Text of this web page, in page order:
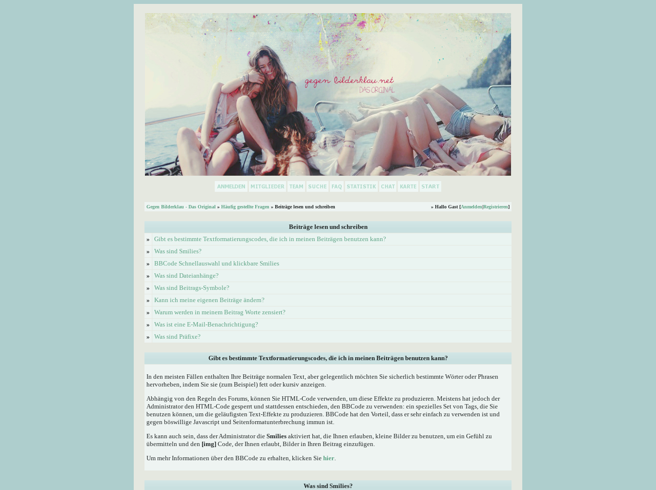
Gegen Bilderklau - Das Original » Häufig gestellte Fragen » Beiträge lesen und schreiben » Hallo Gast [Anmelden|Registrieren]
Beiträge lesen und schreiben
»
Gibt es bestimmte Textformatierungscodes, die ich in meinen Beiträgen benutzen kann?
»
Was sind Smilies?
»
BBCode Schnellauswahl und klickbare Smilies
»
Was sind Dateianhänge?
»
Was sind Beitrags-Symbole?
»
Kann ich meine eigenen Beiträge ändern?
»
Warum werden in meinem Beitrag Worte zensiert?
»
Was ist eine E-Mail-Benachrichtigung?
»
Was sind Präfixe?
Gibt es bestimmte Textformatierungscodes, die ich in meinen Beiträgen benutzen kann?
In den meisten Fällen enthalten Ihre Beiträge normalen Text, aber gelegentlich möchten Sie sicherlich bestimmte Wörter oder Phrasen
hervorheben, indem Sie sie (zum Beispiel) fett oder kursiv anzeigen.
Abhängig von den Regeln des Forums, können Sie HTML-Code verwenden, um diese Effekte zu produzieren. Meistens hat jedoch der
Administrator den HTML-Code gesperrt und stattdessen entschieden, den BBCode zu verwenden: ein spezielles Set von Tags, die Sie
benutzen können, um die geläufigsten Text-Effekte zu produzieren. BBCode hat den Vorteil, dass er sehr einfach zu verwenden ist und
gegen böswillige Javascript und Seitenformatunterbrechung immun ist.
Es kann auch sein, dass der Administrator die Smilies aktiviert hat, die Ihnen erlauben, kleine Bilder zu benutzen, um ein Gefühl zu
übermitteln und den [img] Code, der Ihnen erlaubt, Bilder in Ihren Beitrag einzufügen.
Um mehr Informationen über den BBCode zu erhalten, klicken Sie hier.
Was sind Smilies?